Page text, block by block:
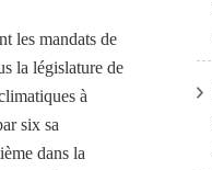
les mandats de
la législature de
à
six sa
dans la